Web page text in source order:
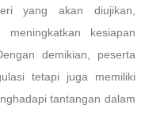
yang akan diujikan,
kesiapan
demikian, peserta
tetapi juga memiliki
tantangan dalam